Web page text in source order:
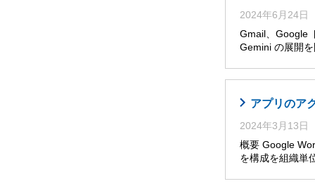
2024年6月24日
Gmail、Google
Gemini の展開
アプリのア
2024年3月13日
概要 Google
を構成を組織単